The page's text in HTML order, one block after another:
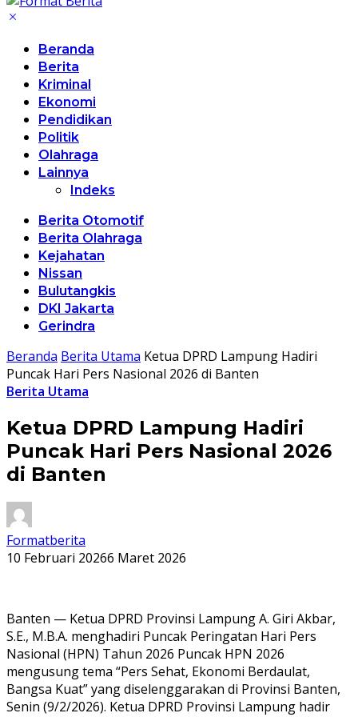
Beranda
Berita
Kriminal
Ekonomi
Pendidikan
Politik
Olahraga
Lainnya
Indeks
Berita Otomotif
Berita Olahraga
Kejahatan
Nissan
Bulutangkis
DKI Jakarta
Gerindra
Beranda Berita Utama Ketua DPRD Lampung Hadiri
Puncak Hari Pers Nasional 2026 di Banten
Berita Utama
Ketua DPRD Lampung Hadiri
Puncak Hari Pers Nasional 2026
di Banten
Formatberita
10 Februari 20266 Maret 2026
Banten — Ketua DPRD Provinsi Lampung A. Giri Akbar,
S.E., M.B.A. menghadiri Puncak Peringatan Hari Pers
Nasional (HPN) Tahun 2026 Puncak HPN 2026
mengusung tema “Pers Sehat, Ekonomi Berdaulat,
Bangsa Kuat” yang diselenggarakan di Provinsi Banten,
Senin (9/2/2026). Ketua DPRD Provinsi Lampung hadir